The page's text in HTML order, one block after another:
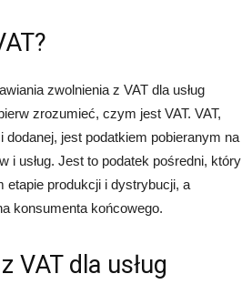
zwolnienia z VAT dla usług
zrozumieć, czym jest VAT. VAT,
jest podatkiem pobieranym na
i usług. Jest to podatek pośredni, który
etapie produkcji i dystrybucji, a
konsumenta końcowego.
VAT dla usług